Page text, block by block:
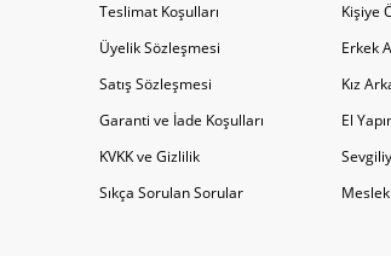
Teslimat Koşulları
Üyelik Sözleşmesi
Satış Sözleşmesi
Garanti ve İade Koşulları
KVKK ve Gizlilik
Sıkça Sorulan Sorular
Kişiye
Erkek
Kız
El